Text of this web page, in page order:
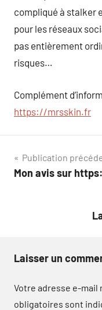
compliqué à stalker
pour les réseaux
pas entièrement
risques…
Complément
https://mrsskin.fr
Navigation
de
Publication
Mon avis sur
Laisser un
Votre adresse e-mail
obligatoires sont